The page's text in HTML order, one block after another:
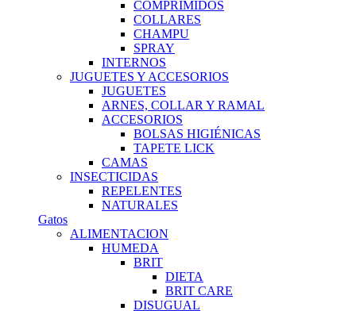
COMPRIMIDOS
COLLARES
CHAMPU
SPRAY
INTERNOS
JUGUETES Y ACCESORIOS
JUGUETES
ARNES, COLLAR Y RAMAL
ACCESORIOS
BOLSAS HIGIÉNICAS
TAPETE LICK
CAMAS
INSECTICIDAS
REPELENTES
NATURALES
Gatos
ALIMENTACION
HUMEDA
BRIT
DIETA
BRIT CARE
DISUGUAL